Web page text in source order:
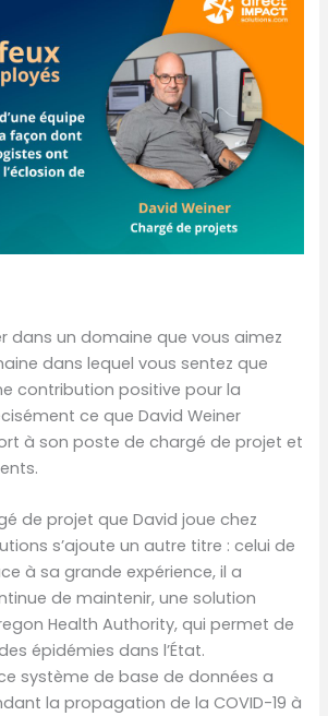
dans un domaine que vous aimez
dans lequel vous sentez que
contribution positive pour la
ce que David Weiner
à son poste de chargé de projet et
de projet que David joue chez
s’ajoute un autre titre : celui de
à sa grande expérience, il a
de maintenir, une solution
Health Authority, qui permet de
épidémies dans l’État.
système de base de données a
la propagation de la COVID-19 à